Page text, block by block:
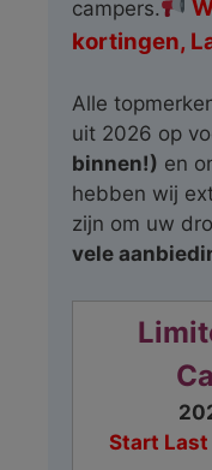
campers.
kortingen,
Alle
uit 2026 op
binnen!) en
hebben wij
zijn om uw
vele
Start